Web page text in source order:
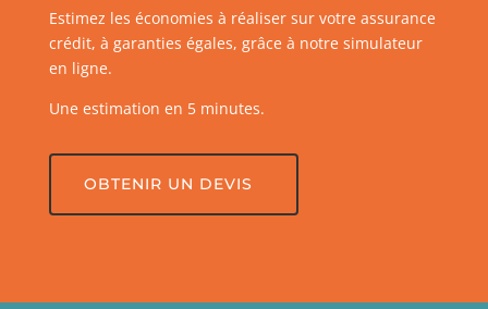
Estimez les économies à réaliser sur votre assurance
crédit, à garanties égales, grâce à notre simulateur
en ligne.
Une estimation en 5 minutes.
OBTENIR UN DEVIS